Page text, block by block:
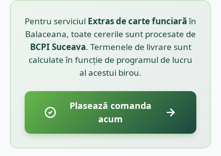
Pentru serviciul Extras de carte funciarăîn
Balaceana, toate cererile sunt procesate de
BCPI Suceava. Termenele de livrare sunt
calculate în funcție de programul de lucru
al acestui birou.
Plasează comanda
acum